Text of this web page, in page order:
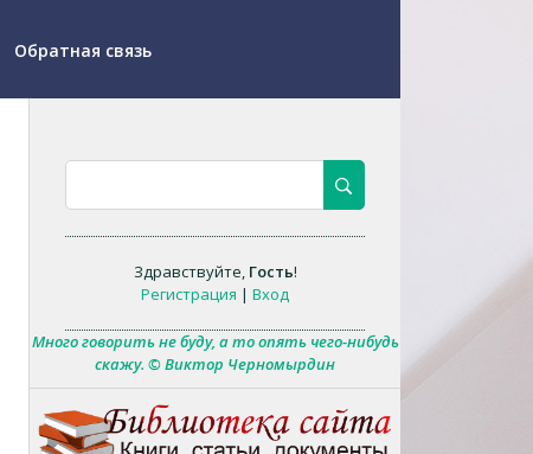
Обратная связь
Здравствуйте, Гость!
Регистрация |Вход
Много говорить не буду, а то опять чего-нибудь
скажу. © Виктор Черномырдин